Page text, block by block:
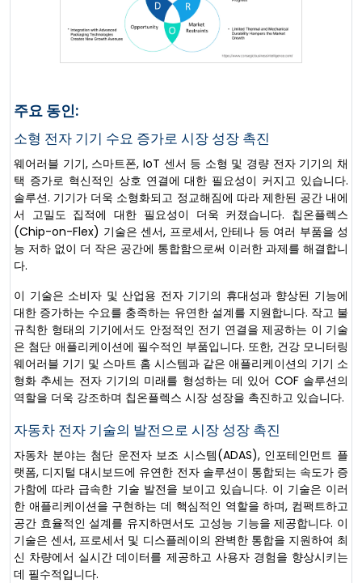
주요 동인:
소형 전자 기기 수요 증가로 시장 성장 촉진
웨어러블 기기, 스마트폰, IoT 센서 등 소형 및 경량 전자 기기의 채
택 증가로 혁신적인 상호 연결에 대한 필요성이 커지고 있습니다.
솔루션. 기기가 더욱 소형화되고 정교해짐에 따라 제한된 공간 내에
서 고밀도 집적에 대한 필요성이 더욱 커졌습니다. 칩온플렉스
(Chip-on-Flex) 기술은 센서, 프로세서, 안테나 등 여러 부품을 성
능 저하 없이 더 작은 공간에 통합함으로써 이러한 과제를 해결합니
다.
이 기술은 소비자 및 산업용 전자 기기의 휴대성과 향상된 기능에
대한 증가하는 수요를 충족하는 유연한 설계를 지원합니다. 작고 불
규칙한 형태의 기기에서도 안정적인 전기 연결을 제공하는 이 기술
은 첨단 애플리케이션에 필수적인 부품입니다. 또한, 건강 모니터링
웨어러블 기기 및 스마트 홈 시스템과 같은 애플리케이션의 기기 소
형화 추세는 전자 기기의 미래를 형성하는 데 있어 COF 솔루션의
역할을 더욱 강조하며 칩온플렉스 시장 성장을 촉진하고 있습니다.
자동차 전자 기술의 발전으로 시장 성장 촉진
자동차 분야는 첨단 운전자 보조 시스템(ADAS), 인포테인먼트 플
랫폼, 디지털 대시보드에 유연한 전자 솔루션이 통합되는 속도가 증
가함에 따라 급속한 기술 발전을 보이고 있습니다. 이 기술은 이러
한 애플리케이션을 구현하는 데 핵심적인 역할을 하며, 컴팩트하고
공간 효율적인 설계를 유지하면서도 고성능 기능을 제공합니다. 이
기술은 센서, 프로세서 및 디스플레이의 완벽한 통합을 지원하여 최
신 차량에서 실시간 데이터를 제공하고 사용자 경험을 향상시키는
데 필수적입니다.